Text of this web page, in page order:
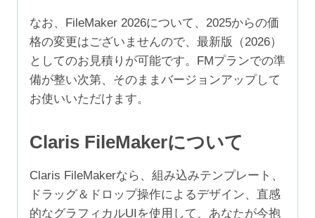
ッ
ク/NPO
1-
9
ユ
ザ）
なお、FileMaker 2026について、2025からの価
格の変更はございませんので、最新版（2026）
としてのお見積りが可能です。FMプランでの準
備が整い次第、そのままバージョンアップして
お使いいただけます。
Claris FileMakerについて
Claris FileMakerなら、組み込みテンプレート、
ドラッグ＆ドロップ操作によるデザイン、直感
的なグラフィカルUIを使用して、あなたが今抱